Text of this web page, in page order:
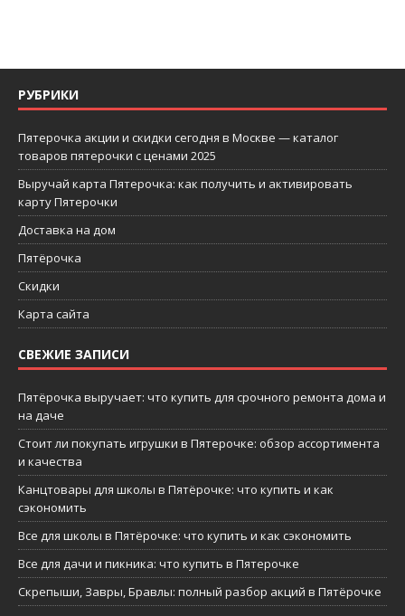
РУБРИКИ
Пятерочка акции и скидки сегодня в Москве — каталог
товаров пятерочки с ценами 2025
Выручай карта Пятерочка: как получить и активировать
карту Пятерочки
Доставка на дом
Пятёрочка
Скидки
Карта сайта
СВЕЖИЕ ЗАПИСИ
Пятёрочка выручает: что купить для срочного ремонта дома и
на даче
Стоит ли покупать игрушки в Пятерочке: обзор ассортимента
и качества
Канцтовары для школы в Пятёрочке: что купить и как
сэкономить
Все для школы в Пятёрочке: что купить и как сэкономить
Все для дачи и пикника: что купить в Пятерочке
Скрепыши, Завры, Бравлы: полный разбор акций в Пятёрочке